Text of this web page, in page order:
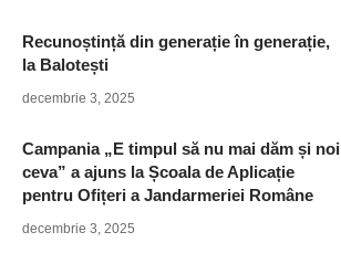
Recunoștință din generație în generație,
la Balotești
decembrie 3, 2025
Campania „E timpul să nu mai dăm și noi
ceva” a ajuns la Școala de Aplicație
pentru Ofițeri a Jandarmeriei Române
decembrie 3, 2025